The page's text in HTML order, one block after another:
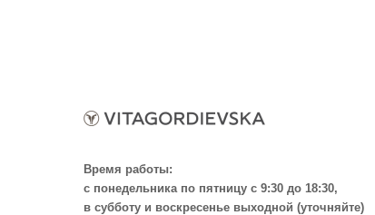
Время работы:
с понедельника по пятницу с 9:30 до 18:30,
в субботу и воскресенье выходной (уточняйте)